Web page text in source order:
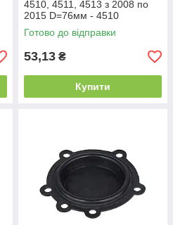
4510, 4511, 4513 з 2008 по
2015 D=76мм - 4510
Готово до відправки
53,13 ₴
Купити